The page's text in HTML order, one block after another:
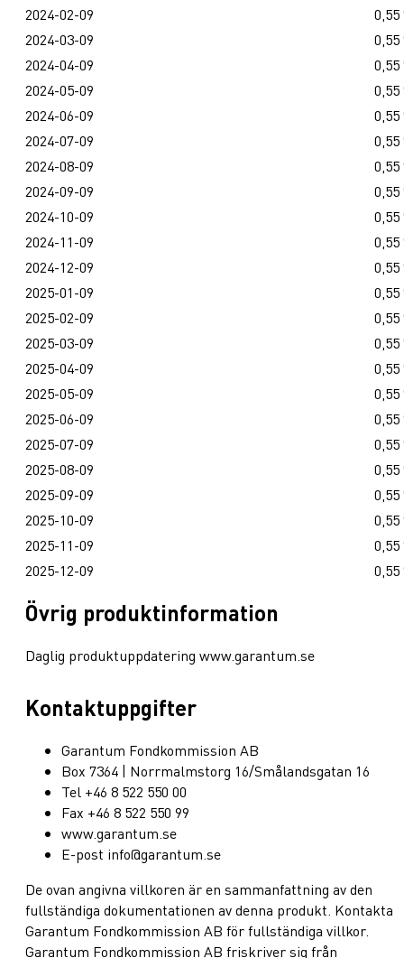
2024-02-09
0,55
2024-03-09
0,55
2024-04-09
0,55
2024-05-09
0,55
2024-06-09
0,55
2024-07-09
0,55
2024-08-09
0,55
2024-09-09
0,55
2024-10-09
0,55
2024-11-09
0,55
2024-12-09
0,55
2025-01-09
0,55
2025-02-09
0,55
2025-03-09
0,55
2025-04-09
0,55
2025-05-09
0,55
2025-06-09
0,55
2025-07-09
0,55
2025-08-09
0,55
2025-09-09
0,55
2025-10-09
0,55
2025-11-09
0,55
2025-12-09
0,55
Övrig produktinformation
Daglig produktuppdatering www.garantum.se
Kontaktuppgifter
Garantum Fondkommission AB
Box 7364 | Norrmalmstorg 16/Smålandsgatan 16
Tel +46 8 522 550 00
Fax +46 8 522 550 99
www.garantum.se
E-post info@garantum.se
De ovan angivna villkoren är en sammanfattning av den
fullständiga dokumentationen av denna produkt. Kontakta
Garantum Fondkommission AB för fullständiga villkor.
Garantum Fondkommission AB friskriver sig från